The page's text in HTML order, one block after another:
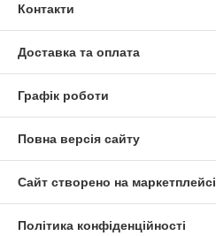
Контакти
Доставка та оплата
Графік роботи
Повна версія сайту
Сайт створено на маркетплейсі
Політика конфіденційності